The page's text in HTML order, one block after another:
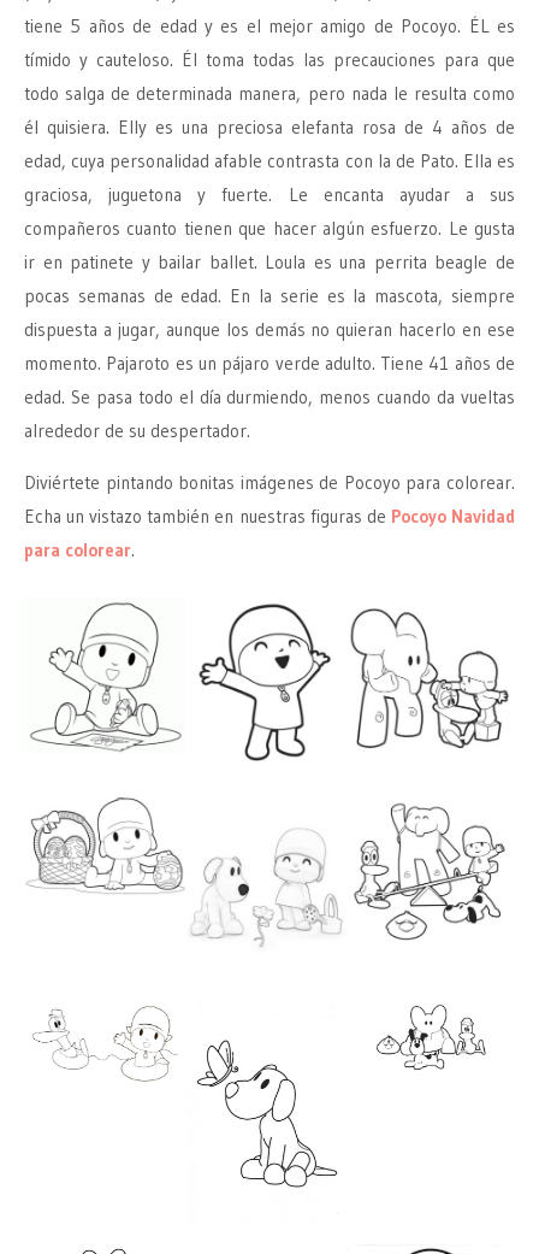
tiene 5 años de edad y es el mejor amigo de Pocoyo. ÉL es
tímido y cauteloso. Él toma todas las precauciones para que
todo salga de determinada manera, pero nada le resulta como
él quisiera. Elly es una preciosa elefanta rosa de 4 años de
edad, cuya personalidad afable contrasta con la de Pato. Ella es
graciosa, juguetona y fuerte. Le encanta ayudar a sus
compañeros cuanto tienen que hacer algún esfuerzo. Le gusta
ir en patinete y bailar ballet. Loula es una perrita beagle de
pocas semanas de edad. En la serie es la mascota, siempre
dispuesta a jugar, aunque los demás no quieran hacerlo en ese
momento. Pajaroto es un pájaro verde adulto. Tiene 41 años de
edad. Se pasa todo el día durmiendo, menos cuando da vueltas
alrededor de su despertador.
Diviértete pintando bonitas imágenes de Pocoyo para colorear.
Echa un vistazo también en nuestras figuras de Pocoyo Navidad
para colorear.